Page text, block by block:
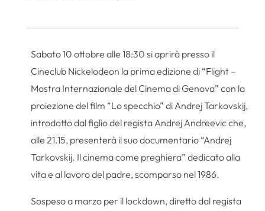
Sabato 10 ottobre alle 18:30 si aprirà presso il
Cineclub Nickelodeon la prima edizione di “Flight –
Mostra Internazionale del Cinema di Genova” con la
proiezione del film “Lo specchio” di Andrej Tarkovskij,
introdotto dal figlio del regista Andrej Andreevic che,
alle 21.15, presenterà il suo documentario “Andrej
Tarkovskij. Il cinema come preghiera” dedicato alla
vita e al lavoro del padre, scomparso nel 1986.
Sospeso a marzo per il lockdown, diretto dal regista